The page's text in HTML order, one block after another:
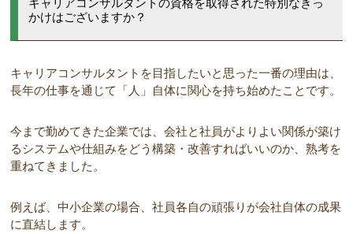
キャリアコンサルタントの資格を取得された特別なきっ
かけはございますか？
キャリアコンサルタントを目指したいと思った一番の理由は、
長年の仕事を通じて「人」自体に関心を持ち始めたことです。
今まで勤めてきた企業では、会社と社員がよりよい関係が築け
るシステムや仕組みをどう構築・改善すればいいのか、熟考を
重ねてきました。
例えば、中小企業の場合、社員各自の頑張りが会社自体の成果
に直結します。